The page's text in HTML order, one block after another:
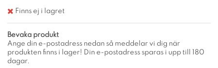
Finns ej i lagret
Bevaka produkt
Ange din e-postadress nedan så meddelar vi dig när
produkten finns i lager! Din e-postadress sparas i upp till 180
dagar.